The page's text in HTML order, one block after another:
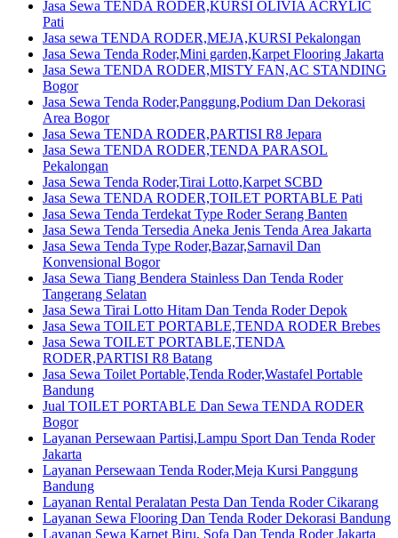
Jasa Sewa TENDA RODER,KURSI OLIVIA ACRYLIC
Pati
Jasa sewa TENDA RODER,MEJA,KURSI Pekalongan
Jasa Sewa Tenda Roder,Mini garden,Karpet Flooring Jakarta
Jasa Sewa TENDA RODER,MISTY FAN,AC STANDING
Bogor
Jasa Sewa Tenda Roder,Panggung,Podium Dan Dekorasi
Area Bogor
Jasa Sewa TENDA RODER,PARTISI R8 Jepara
Jasa Sewa TENDA RODER,TENDA PARASOL
Pekalongan
Jasa Sewa Tenda Roder,Tirai Lotto,Karpet SCBD
Jasa Sewa TENDA RODER,TOILET PORTABLE Pati
Jasa Sewa Tenda Terdekat Type Roder Serang Banten
Jasa Sewa Tenda Tersedia Aneka Jenis Tenda Area Jakarta
Jasa Sewa Tenda Type Roder,Bazar,Sarnavil Dan
Konvensional Bogor
Jasa Sewa Tiang Bendera Stainless Dan Tenda Roder
Tangerang Selatan
Jasa Sewa Tirai Lotto Hitam Dan Tenda Roder Depok
Jasa Sewa TOILET PORTABLE,TENDA RODER Brebes
Jasa Sewa TOILET PORTABLE,TENDA
RODER,PARTISI R8 Batang
Jasa Sewa Toilet Portable,Tenda Roder,Wastafel Portable
Bandung
Jual TOILET PORTABLE Dan Sewa TENDA RODER
Bogor
Layanan Persewaan Partisi,Lampu Sport Dan Tenda Roder
Jakarta
Layanan Persewaan Tenda Roder,Meja Kursi Panggung
Bandung
Layanan Rental Peralatan Pesta Dan Tenda Roder Cikarang
Layanan Sewa Flooring Dan Tenda Roder Dekorasi Bandung
Layanan Sewa Karpet Biru, Sofa Dan Tenda Roder Jakarta